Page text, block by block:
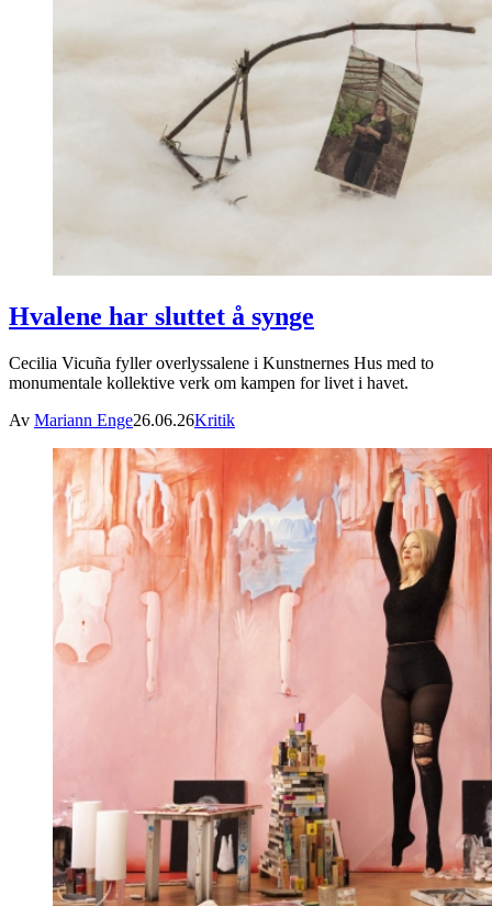
Hvalene har sluttet å synge
Cecilia Vicuña fyller overlyssalene i Kunstnernes Hus med to
monumentale kollektive verk om kampen for livet i havet.
Av Mariann Enge26.06.26Kritik